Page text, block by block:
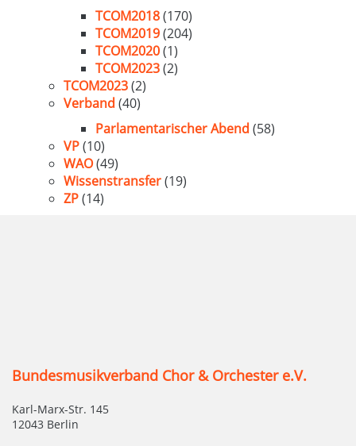
TCOM2018(170)
TCOM2019(204)
TCOM2020(1)
TCOM2023(2)
TCOM2023(2)
Verband (40)
Parlamentarischer Abend (58)
VP(10)
WAO(49)
Wissenstransfer(19)
ZP(14)
Bundesmusikverband Chor & Orchester e.V.
Karl-Marx-Str. 145
12043 Berlin